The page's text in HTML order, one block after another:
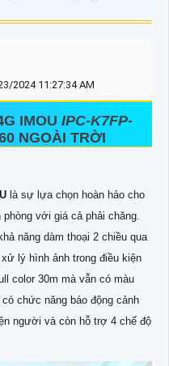
2024 11:27:34 AM
IMOU IPC-K7FP-
NGOÀI TRỜI
là sự lựa chọn hoàn hảo cho
với giá cả phải chăng.
năng dàm thoại 2 chiều qua
lý hình ảnh trong điều kiện
color 30m mà vẫn có màu
chức năng báo động cảnh
người và còn hỗ trợ 4 chế độ